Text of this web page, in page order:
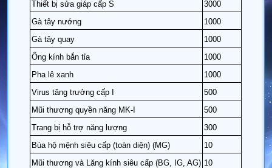
Thiết bị sửa giáp cấp S
3000
Gà tây nướng
1000
Gà tây quay
1000
Ống kính bắn tỉa
1000
Pha lê xanh
1000
Virus tăng trưởng cấp I
500
Mũi thương quyền năng MK-I
500
Trang bị hỗ trợ năng lượng
300
Bùa hộ mệnh siêu cấp (toàn diện) (MG)
10
Mũi thương và Lăng kính siêu cấp (BG, IG, AG) 10